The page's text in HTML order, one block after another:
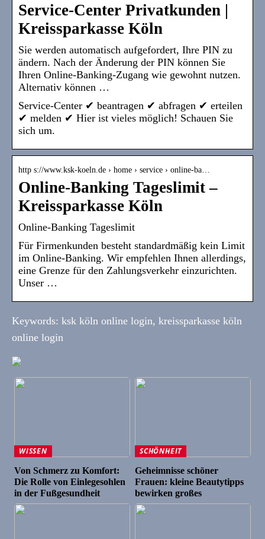
Service-Center Privatkunden |
Kreissparkasse Köln
Sie werden automatisch aufgefordert, Ihre PIN zu
ändern. Nach der Änderung der PIN können Sie
Ihren Online-Banking-Zugang wie gewohnt nutzen.
Alternativ können …
Service-Center ✔ beantragen ✔ abfragen ✔ erteilen
✔ melden ✔ Hier ist vieles möglich! Schauen Sie
sich um.
http s://www.ksk-koeln.de › home › service › online-ba…
Online-Banking Tageslimit –
Kreissparkasse Köln
Online-Banking Tageslimit
Für Firmenkunden besteht standardmäßig kein Limit
im Online-Banking. Wir empfehlen Ihnen allerdings,
eine Grenze für den Zahlungsverkehr einzurichten.
Unser …
Keywords: ksk köln online login, kreissparkasse köln
online login
WISSEN
Von Schmerz zu Komfort:
Die Rolle von Einlegesohlen
in der Fußgesundheit
SCHÖNHEIT
Geheimnisse schöner
Frauen: kleine Beautytipps
bewirken großes